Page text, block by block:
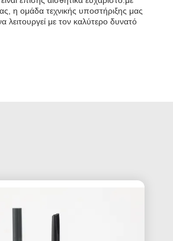
η ομάδα τεχνικής υποστήριξης μας
λειτουργεί με τον καλύτερο δυνατό